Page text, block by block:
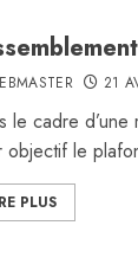
21
le cadre
objectif le
PLUS